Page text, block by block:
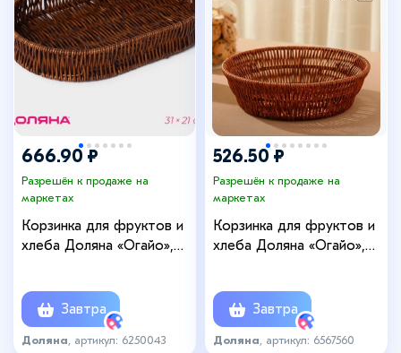
666.90 ₽
Разрешён к продаже на
маркетах
Корзинка для фруктов и
хлеба Доляна «Огайо»,
коричневая
Завтра
Доляна , артикул: 6250043
526.50 ₽
Разрешён к продаже на
маркетах
Корзинка для фруктов и
хлеба Доляна «Огайо»,
коричневая
Завтра
Доляна , артикул: 6567560